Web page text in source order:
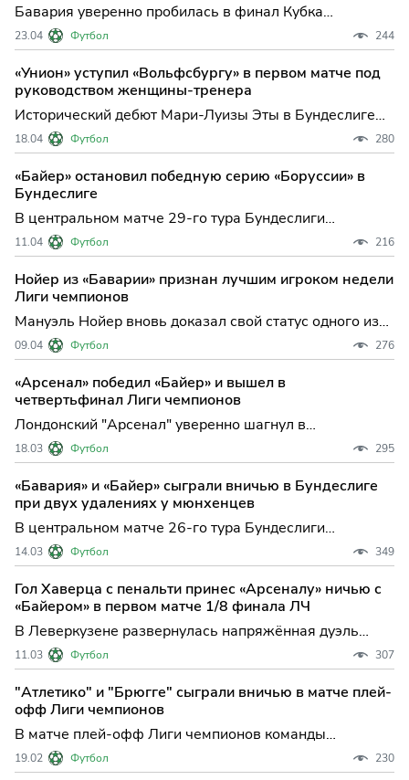
Бавария уверенно пробилась в финал Кубка
Германии, обыграв Байер на выезде: Кейн и Диас
обеспечили мюнхенцам ключевую победу
Мюнхенская "Бавария" сделала очередной шаг к
трофею, одержав важную победу в полуфинальном
матче Кубка Германии против лев
23.04 Футбол 244
«Унион» уступил «Вольфсбургу» в первом матче под
руководством женщины-тренера
Исторический дебют Мари-Луизы Эты в Бундеслиге
оказался омрачен поражением: "Вольфсбург" на
выезде одолел "Унион" и прервал свою затяжную
безвыигрышную серию, вновь обострив борьбу за
выживание в чемпионате Германии. В 30-м туре
Бундеслиги берлинск
18.04 Футбол 280
«Байер» остановил победную серию «Боруссии» в
Бундеслиге
В центральном матче 29-го тура Бундеслиги
леверкузенский "Байер" сумел одержать
минимальную, но крайне важную победу на выезде
над дортмундской "Боруссией", прервав
впечатляющую победную серию хозяев и вновь
включившись в борьбу за еврокубковые позиц
11.04 Футбол 216
Нойер из «Баварии» признан лучшим игроком недели
Лиги чемпионов
Мануэль Нойер вновь доказал свой статус одного из
лучших вратарей современности — голкипер
мюнхенской "Баварии" был признан игроком недели в
Лиге чемпионов после выдающейся игры против
мадридского "Реала". Этот выбор организаторов
турнира не вызывает
09.04 Футбол 276
«Арсенал» победил «Байер» и вышел в
четвертьфинал Лиги чемпионов
Лондонский "Арсенал" уверенно шагнул в
четвертьфинал Лиги чемпионов, обыграв на своем
поле немецкий "Байер" со счетом 2:0 и подтвердив
статус одного из фаворитов нынешнего розыгрыша
турнира. Эта победа стала ключевой для команды
Микеля Артеты, ведь п
18.03 Футбол 295
«Бавария» и «Байер» сыграли вничью в Бундеслиге
при двух удалениях у мюнхенцев
В центральном матче 26-го тура Бундеслиги
«Бавария» и «Байер» выдали напряжённую дуэль в
Леверкузене, завершившуюся ничейным результатом
— 1:1. Эта встреча не только прервала пятиматчевую
победную поступь мюнхенцев, но и добавила интриги
в борьбу за
14.03 Футбол 349
Гол Хаверца с пенальти принес «Арсеналу» ничью с
«Байером» в первом матче 1/8 финала ЛЧ
В Леверкузене развернулась напряжённая дуэль
между "Байером" и "Арсеналом" — команды не
смогли выявить победителя в первом поединке 1/8
финала Лиги чемпионов, завершив встречу со счётом
1:1. Этот результат сохраняет интригу перед ответной
игрой и ост
11.03 Футбол 307
"Атлетико" и "Брюгге" сыграли вничью в матче плей-
офф Лиги чемпионов
В матче плей-офф Лиги чемпионов команды
"Атлетико" и "Брюгге" закончили игру с ничейным
результатом.
19.02 Футбол 230